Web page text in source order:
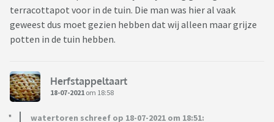
terracottapot voor in de tuin. Die man was hier al vaak
geweest dus moet gezien hebben dat wij alleen maar grijze
potten in de tuin hebben.
Herfstappeltaart
18-07-2021 om 18:58
watertoren schreef op 18-07-2021 om 18:51: